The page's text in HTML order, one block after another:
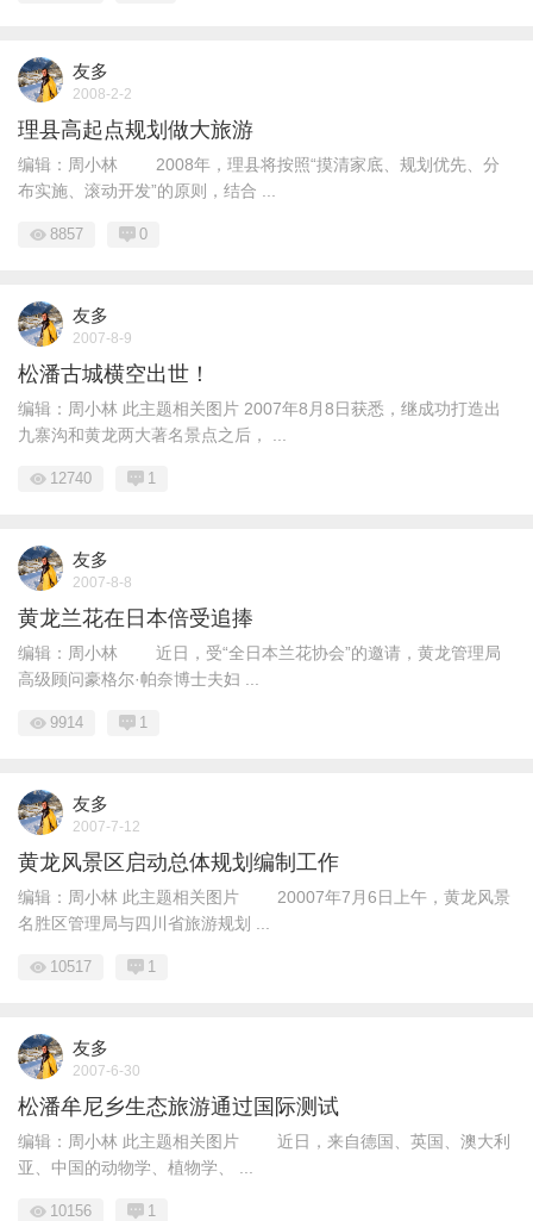
友多
2008-2-2
理县高起点规划做大旅游
编辑：周小林 2008年，理县将按照“摸清家底、规划优先、分
布实施、滚动开发”的原则，结合 ...
8857 0
友多
2007-8-9
松潘古城横空出世！
编辑：周小林 此主题相关图片 2007年8月8日获悉，继成功打造出
九寨沟和黄龙两大著名景点之后， ...
12740 1
友多
2007-8-8
黄龙兰花在日本倍受追捧
编辑：周小林 近日，受“全日本兰花协会”的邀请，黄龙管理局
高级顾问豪格尔·帕奈博士夫妇 ...
9914 1
友多
2007-7-12
黄龙风景区启动总体规划编制工作
编辑：周小林 此主题相关图片 20007年7月6日上午，黄龙风景
名胜区管理局与四川省旅游规划 ...
10517 1
友多
2007-6-30
松潘牟尼乡生态旅游通过国际测试
编辑：周小林 此主题相关图片 近日，来自德国、英国、澳大利
亚、中国的动物学、植物学、 ...
10156 1